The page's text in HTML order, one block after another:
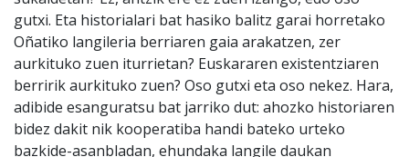
gutxi. Eta historialari bat hasiko balitz garai horretako
Oñatiko langileria berriaren gaia arakatzen, zer
aurkituko zuen iturrietan? Euskararen existentziaren
berririk aurkituko zuen? Oso gutxi eta oso nekez. Hara,
adibide esanguratsu bat jarriko dut: ahozko historiaren
bidez dakit nik kooperatiba handi bateko urteko
bazkide-asanbladan, ehundaka langile daukan